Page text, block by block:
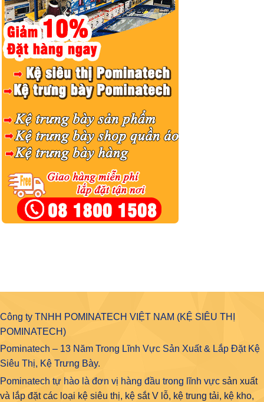
Công ty TNHH POMINATECH VIỆT NAM (KỆ SIÊU THỊ
POMINATECH)
Pominatech – 13 Năm Trong Lĩnh Vực Sản Xuất & Lắp Đặt Kệ
Siêu Thị, Kệ Trưng Bày.
Pominatech tự hào là đơn vị hàng đầu trong lĩnh vực sản xuất
và lắp đặt các loại kệ siêu thị, kệ sắt V lỗ, kệ trung tải, kệ kho,